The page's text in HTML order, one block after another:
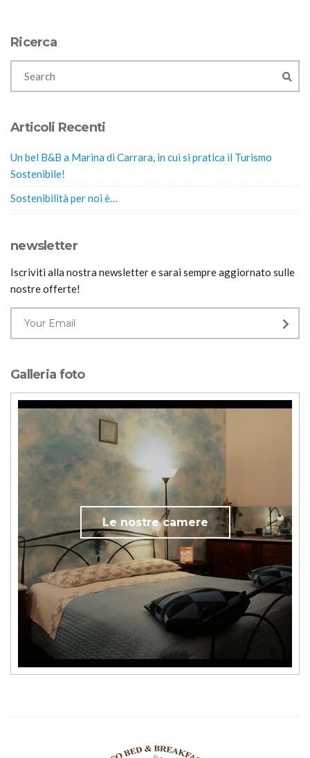
Ricerca
Articoli Recenti
Un bel B&B a Marina di Carrara, in cui si pratica il Turismo
Sostenibile!
Sostenibilità per noi è…
newsletter
Iscriviti alla nostra newsletter e sarai sempre aggiornato sulle
nostre offerte!
Galleria foto
Le nostre camere